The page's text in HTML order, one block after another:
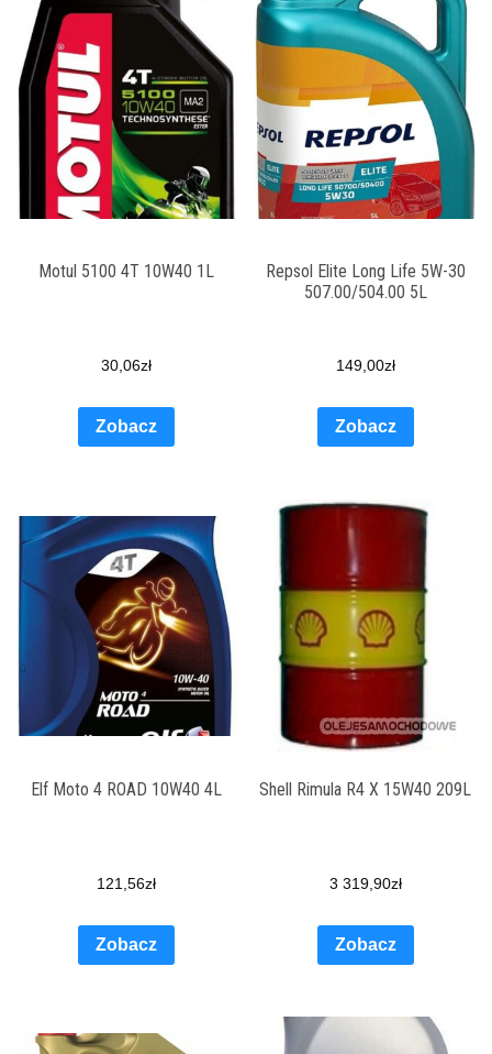
Motul 5100 4T 10W40 1L
30,06zł
Zobacz
Repsol Elite Long Life 5W-30
507.00/504.00 5L
149,00zł
Zobacz
Elf Moto 4 ROAD 10W40 4L
121,56zł
Zobacz
Shell Rimula R4 X 15W40 209L
3 319,90zł
Zobacz